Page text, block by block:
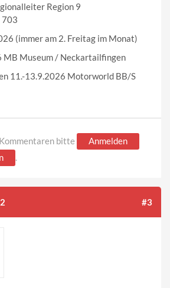
Region 9
703
(immer am 2. Freitag im Monat)
MB Museum / Neckartailfingen
11.-13.9.2026 Motorworld BB/S
bitte
Anmelden
.
#3